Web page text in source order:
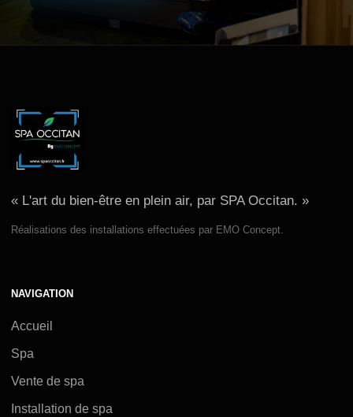
« L'art du bien-être en plein air, par SPA Occitan. »
Réalisations des installations effectuées par EMO Concept.
NAVIGATION
Accueil
Spa
Vente de spa
Installation de spa